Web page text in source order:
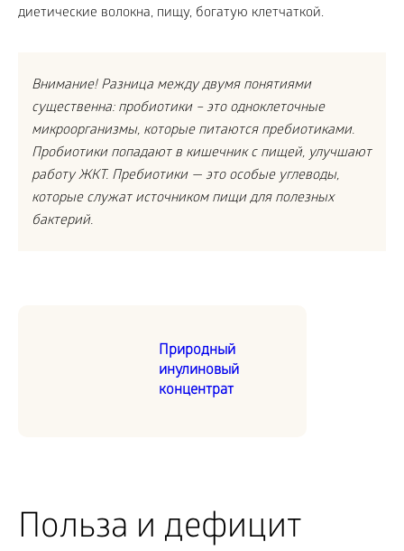
диетические волокна, пищу, богатую клетчаткой.
Внимание! Разница между двумя понятиями
существенна: пробиотики – это одноклеточные
микроорганизмы, которые питаются пребиотиками.
Пробиотики попадают в кишечник с пищей, улучшают
работу ЖКТ. Пребиотики — это особые углеводы,
которые служат источником пищи для полезных
бактерий.
Природный
инулиновый
концентрат
Польза и дефицит